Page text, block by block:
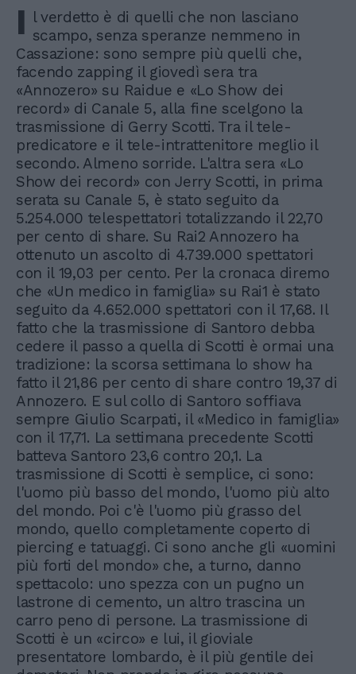
I l verdetto è di quelli che non lasciano
scampo, senza speranze nemmeno in
Cassazione: sono sempre più quelli che,
facendo zapping il giovedì sera tra
«Annozero» su Raidue e «Lo Show dei
record» di Canale 5, alla fine scelgono la
trasmissione di Gerry Scotti. Tra il tele-
predicatore e il tele-intrattenitore meglio il
secondo. Almeno sorride. L'altra sera «Lo
Show dei record» con Jerry Scotti, in prima
serata su Canale 5, è stato seguito da
5.254.000 telespettatori totalizzando il 22,70
per cento di share. Su Rai2 Annozero ha
ottenuto un ascolto di 4.739.000 spettatori
con il 19,03 per cento. Per la cronaca diremo
che «Un medico in famiglia» su Rai1 è stato
seguito da 4.652.000 spettatori con il 17,68. Il
fatto che la trasmissione di Santoro debba
cedere il passo a quella di Scotti è ormai una
tradizione: la scorsa settimana lo show ha
fatto il 21,86 per cento di share contro 19,37 di
Annozero. E sul collo di Santoro soffiava
sempre Giulio Scarpati, il «Medico in famiglia»
con il 17,71. La settimana precedente Scotti
batteva Santoro 23,6 contro 20,1. La
trasmissione di Scotti è semplice, ci sono:
l'uomo più basso del mondo, l'uomo più alto
del mondo. Poi c'è l'uomo più grasso del
mondo, quello completamente coperto di
piercing e tatuaggi. Ci sono anche gli «uomini
più forti del mondo» che, a turno, danno
spettacolo: uno spezza con un pugno un
lastrone di cemento, un altro trascina un
carro peno di persone. La trasmissione di
Scotti è un «circo» e lui, il gioviale
presentatore lombardo, è il più gentile dei